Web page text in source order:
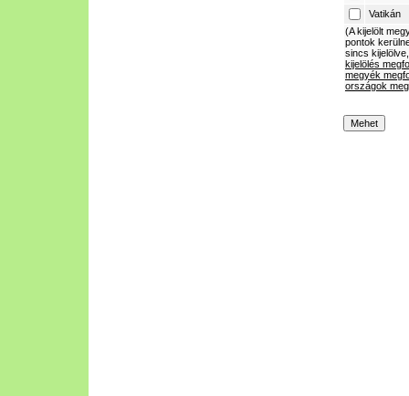
Vatikán
(A kijelölt
pontok
sincs
kijelölés
megyék
országok